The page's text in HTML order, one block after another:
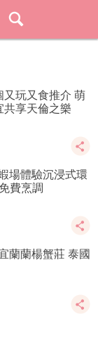
又玩又食推介 萌
共享天倫之樂
場體驗沉浸式環
費烹調
蘭蘭楊蟹莊 泰國